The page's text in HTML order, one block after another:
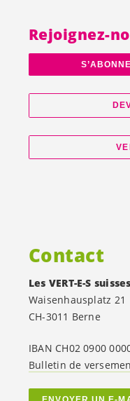
Rejoignez-
Contact
Les VERT-E-S suisses
Waisenhausplatz 21
CH-3011 Berne
IBAN CH02 0900
Bulletin de